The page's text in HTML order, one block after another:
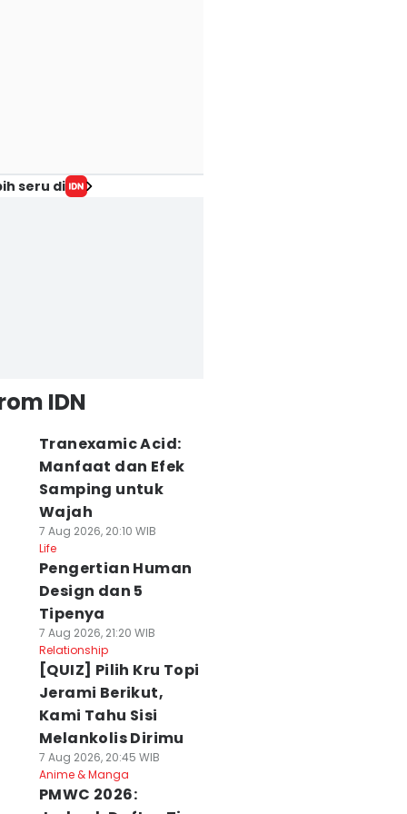
seru di
IDN
Tranexamic Acid:
Manfaat dan Efek
Samping untuk
Wajah
7 Aug 2026, 20:10 WIB
Life
Pengertian Human
Design dan 5
Tipenya
7 Aug 2026, 21:20 WIB
Relationship
[QUIZ] Pilih Kru Topi
Jerami Berikut,
Kami Tahu Sisi
Melankolis Dirimu
7 Aug 2026, 20:45 WIB
Anime & Manga
PMWC 2026: